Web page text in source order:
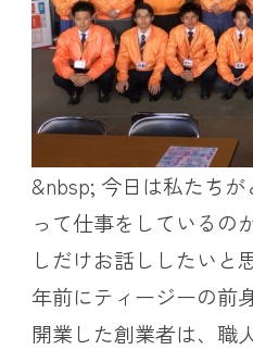
&nbsp; 今日は私たちが
って仕事をしているの
しだけお話ししたいと
年前にティージーの前
開業した創業者は、職